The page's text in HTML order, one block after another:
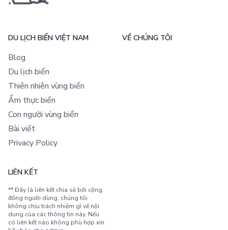
DU LỊCH BIỂN VIỆT NAM
Blog
Du lịch biển
Thiên nhiên vùng biển
Ẩm thực biển
Con người vùng biển
Bài viết
Privacy Policy
VỀ CHÚNG TÔI
LIÊN KẾT
** Đây là liên kết chia sẻ bới cộng
đồng người dùng, chúng tôi
không chịu trách nhiệm gì về nội
dung của các thông tin này. Nếu
có liên kết nào không phù hợp xin